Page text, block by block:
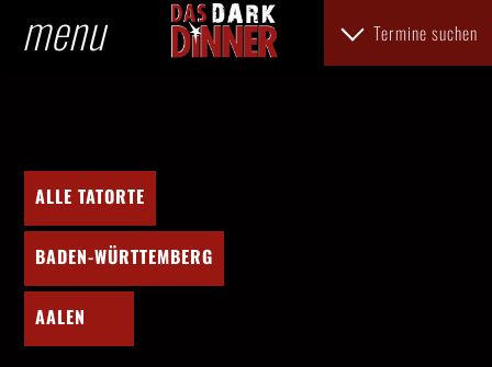
menu Termine suchen
ALLE TATORTE
BADEN-WÜRTTEMBERG
AALEN